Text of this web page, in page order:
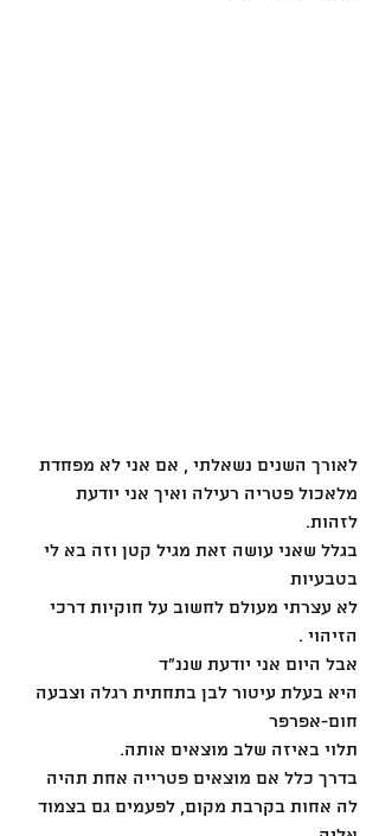
לאורך השנים נשאלתי , אם אני לא מפחדת
מלאכול פטריה רעילה ואיך אני יודעת
לזהות.
בגלל שאני עושה זאת מגיל קטן וזה בא לי
בטבעיות
לא עצרתי מעולם לחשוב על חוקיות דרכי
הזיהוי .
אבל היום אני יודעת שננ"ד
היא בעלת עיטור לבן בתחתית רגלה וצבעה
חום-אפרפר
תלוי באיזה שלב מוצאים אותה.
בדרך כלל אם מוצאים פטרייה אחת תהיה
לה אחות בקרבת מקום, לפעמים גם בצמוד